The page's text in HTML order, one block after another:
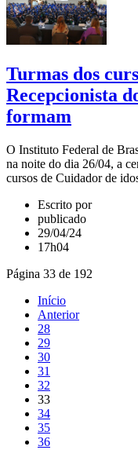
Turmas dos
Recepcionista
formam
O Instituto Federal de
na noite do dia 26/04, a
cursos de Cuidador de
Escrito por
publicado
29/04/24
17h04
Página 33 de 192
Início
Anterior
28
29
30
31
32
33
34
35
36